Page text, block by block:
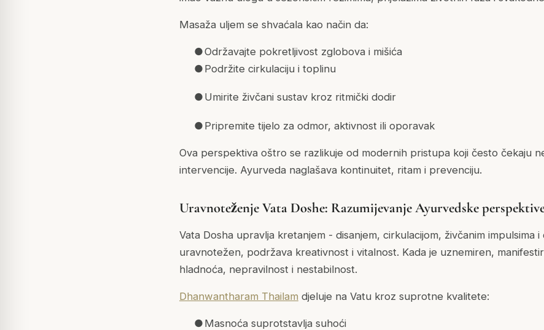
Masaža uljem se shvaćala kao način da:
●Održavajte pokretljivost zglobova i mišića
● Podržite cirkulaciju i toplinu
● Umirite živčani sustav kroz ritmički dodir
● Pripremite tijelo za odmor, aktivnost ili oporavak
Ova perspektiva oštro se razlikuje od modernih pristupa koji često čekaju
intervencije. Ayurveda naglašava kontinuitet, ritam i prevenciju.
Uravnoteženje Vata Doshe: Razumijevanje Ayurvedske
Vata Dosha upravlja kretanjem - disanjem, cirkulacijom, živčanim impulsima i
uravnotežen, podržava kreativnost i vitalnost. Kada je uznemiren,
hladnoća, nepravilnost i nestabilnost.
Dhanwantharam Thailam djeluje na Vatu kroz suprotne kvalitete:
● Masnoća suprotstavlja suhoći